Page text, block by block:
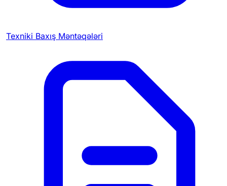
Texniki Baxış Məntəqələri